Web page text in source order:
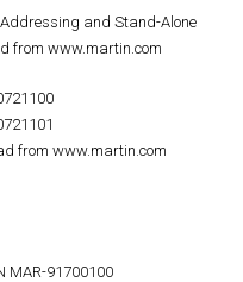
and Stand-Alone
from www.martin.com
from www.martin.com
MAR-91700100